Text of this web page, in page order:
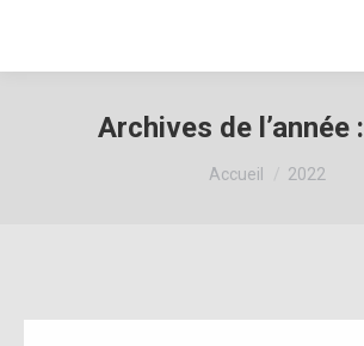
Archives de l’année :
Vous êtes ici :
Accueil 2022